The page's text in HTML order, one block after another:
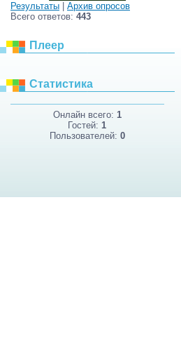
Результаты
Архив опросов
Всего ответов: 443
Плеер
Статистика
Онлайн всего: 1
Гостей: 1
Пользователей: 0